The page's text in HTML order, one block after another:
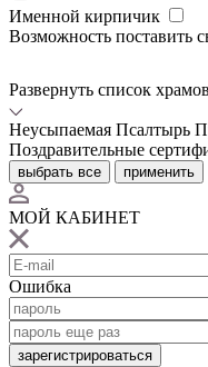
Именной кирпичик
Возможность поставить
Развернуть список храмов
Неусыпаемая Псалтырь
Поздравительные
выбрать все применить
МОЙ КАБИНЕТ
Ошибка
зарегистрироваться